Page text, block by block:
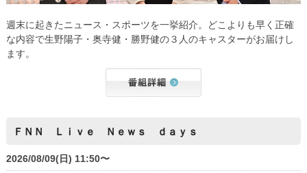
週末に起きたニュース・スポーツを一挙紹介。どこよりも早く正確
な内容で生野陽子・奥寺健・勝野健の３人のキャスターがお届けし
ます。
ＦＮＮ Ｌｉｖｅ Ｎｅｗｓ ｄａｙｓ
2026/08/09(日) 11:50〜